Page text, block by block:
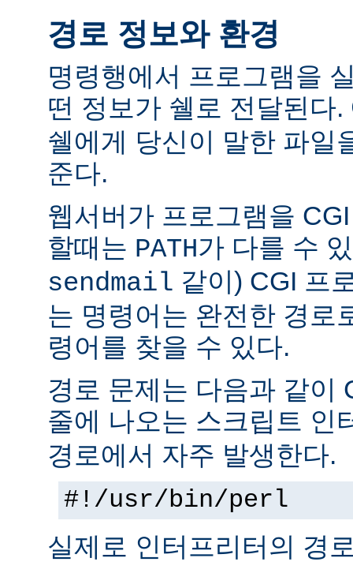
경로 정보와 환경
명령행에서 프로그램을
떤 정보가 쉘로 전달된다
쉘에게 당신이 말한 파일
준다.
웹서버가 프로그램을
할때는 PATH가 다를 수
sendmail 같이) CGI 프
는 명령어는 완전한 경로
령어를 찾을 수 있다.
경로 문제는 다음과 같이
줄에 나오는 스크립트 인
경로에서 자주 발생한다.
#!/usr/bin/perl
실제로 인터프리터의 경